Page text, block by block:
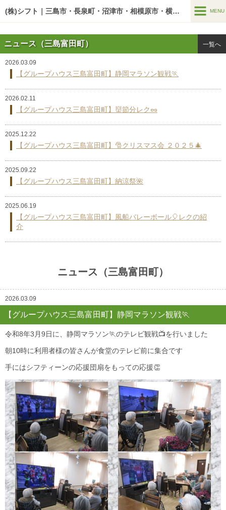
O5AwA5o1HbI
(株)シフト｜三島市・長泉町・沼津市・相模原市・横浜市の老人ホーム MENU
介護サービス
居宅介護支援事業
訪問介護支援事業
介護施設
シフティーン
グループハウス
〔三島谷田〕住宅型有料老人ホーム グループハウス三島谷田
〔富田町〕住宅型有料老人ホーム グループハウス三島富田町
〔沼津市〕住宅型有料老人ホーム グループハウス沼津岡宮
〔相模原市〕サービス付き高齢者向け住宅
空室情報
リクルート
会社案内
ニュース（三島富田町） 一覧へ
2026.03.09
【グループハウス三島富田町】静岡マラソン観戦🏃
2026.02.11
【グループハウス三島富田町】👹節分レク🥜
2025.12.22
【グループハウス三島富田町】🎅クリスマス会 ２０２５🎄
2025.09.22
【グループハウス三島富田町】納涼祭🌺
2025.06.19
【グループハウス三島富田町】風船バレーボール🎈レクの紹
介
ニュース（三島富田町）
2026.03.09
【グループハウス三島富田町】静岡マラソン観戦🏃
令和8年3月9日に、静岡マラソン🏃のテレビ観戦📺を行いました
朝10時に利用者様の皆さんが食堂のテレビ前に集合です
手にはシフティーンの応援団扇をもっての応援👏